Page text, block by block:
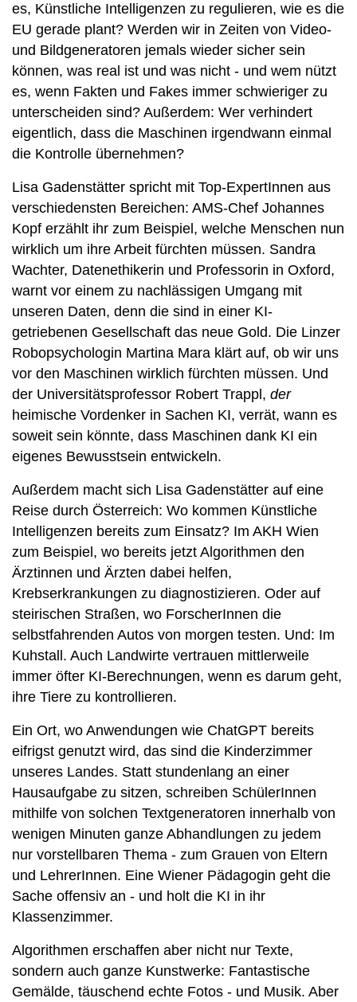
es, Künstliche Intelligenzen zu regulieren, wie es die
EU gerade plant? Werden wir in Zeiten von Video-
und Bildgeneratoren jemals wieder sicher sein
können, was real ist und was nicht - und wem nützt
es, wenn Fakten und Fakes immer schwieriger zu
unterscheiden sind? Außerdem: Wer verhindert
eigentlich, dass die Maschinen irgendwann einmal
die Kontrolle übernehmen?
Lisa Gadenstätter spricht mit Top-ExpertInnen aus
verschiedensten Bereichen: AMS-Chef Johannes
Kopf erzählt ihr zum Beispiel, welche Menschen nun
wirklich um ihre Arbeit fürchten müssen. Sandra
Wachter, Datenethikerin und Professorin in Oxford,
warnt vor einem zu nachlässigen Umgang mit
unseren Daten, denn die sind in einer KI-
getriebenen Gesellschaft das neue Gold. Die Linzer
Robopsychologin Martina Mara klärt auf, ob wir uns
vor den Maschinen wirklich fürchten müssen. Und
der Universitätsprofessor Robert Trappl, der
heimische Vordenker in Sachen KI, verrät, wann es
soweit sein könnte, dass Maschinen dank KI ein
eigenes Bewusstsein entwickeln.
Außerdem macht sich Lisa Gadenstätter auf eine
Reise durch Österreich: Wo kommen Künstliche
Intelligenzen bereits zum Einsatz? Im AKH Wien
zum Beispiel, wo bereits jetzt Algorithmen den
Ärztinnen und Ärzten dabei helfen,
Krebserkrankungen zu diagnostizieren. Oder auf
steirischen Straßen, wo ForscherInnen die
selbstfahrenden Autos von morgen testen. Und: Im
Kuhstall. Auch Landwirte vertrauen mittlerweile
immer öfter KI-Berechnungen, wenn es darum geht,
ihre Tiere zu kontrollieren.
Ein Ort, wo Anwendungen wie ChatGPT bereits
eifrigst genutzt wird, das sind die Kinderzimmer
unseres Landes. Statt stundenlang an einer
Hausaufgabe zu sitzen, schreiben SchülerInnen
mithilfe von solchen Textgeneratoren innerhalb von
wenigen Minuten ganze Abhandlungen zu jedem
nur vorstellbaren Thema - zum Grauen von Eltern
und LehrerInnen. Eine Wiener Pädagogin geht die
Sache offensiv an - und holt die KI in ihr
Klassenzimmer.
Algorithmen erschaffen aber nicht nur Texte,
sondern auch ganze Kunstwerke: Fantastische
Gemälde, täuschend echte Fotos - und Musik. Aber